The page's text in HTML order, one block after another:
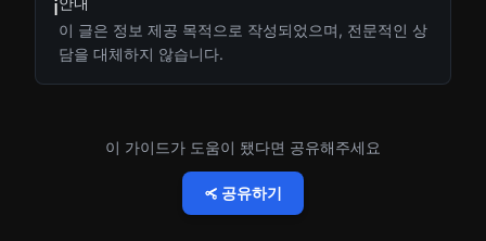
ℹ️
이 글은 정보 제공 목적으로 작성되었으며, 전문적인 상
담을 대체하지 않습니다.
이 가이드가 도움이 됐다면 공유해주세요
공유하기